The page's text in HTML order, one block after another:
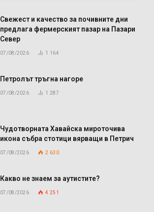
Свежест и качество за почивните дни
предлага фермерският пазар на Пазари
Север
07/08/2026 1 164
Петролът тръгна нагоре
07/08/2026 1 287
Чудотворната Хавайска мироточива
икона събра стотици вярващи в Петрич
07/08/2026 2 630
Какво не знаем за аутистите?
07/08/2026 4 251